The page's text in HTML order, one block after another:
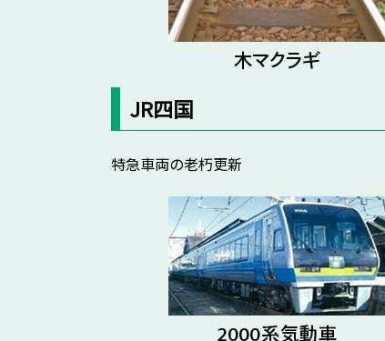
JR四国
特急車両の老朽更新